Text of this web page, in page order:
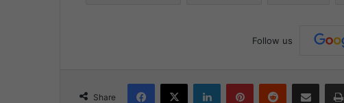
Follow us
Share